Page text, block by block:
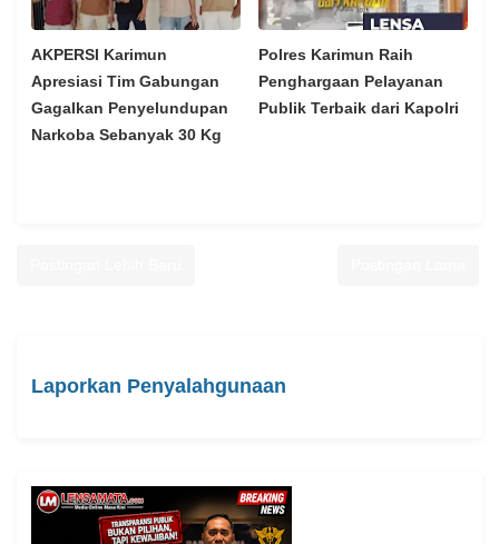
AKPERSI Karimun
Apresiasi Tim Gabungan
Gagalkan Penyelundupan
Narkoba Sebanyak 30 Kg
Polres Karimun Raih
Penghargaan Pelayanan
Publik Terbaik dari Kapolri
Laporkan Penyalahgunaan